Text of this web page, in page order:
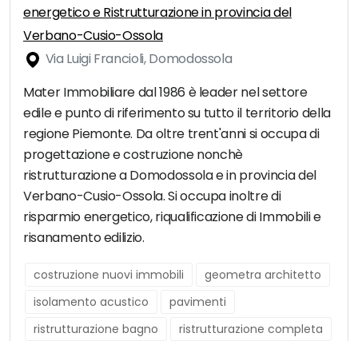
energetico e Ristrutturazione in provincia del
Verbano-Cusio-Ossola
Via Luigi Francioli, Domodossola
Mater Immobiliare dal 1986 è leader nel settore
edile e punto di riferimento su tutto il territorio della
regione Piemonte. Da oltre trent'anni si occupa di
progettazione e costruzione nonchè
ristrutturazione a Domodossola e in provincia del
Verbano-Cusio-Ossola. Si occupa inoltre di
risparmio energetico, riqualificazione di Immobili e
risanamento edilizio.
costruzione nuovi immobili
geometra architetto
isolamento acustico
pavimenti
ristrutturazione bagno
ristrutturazione completa